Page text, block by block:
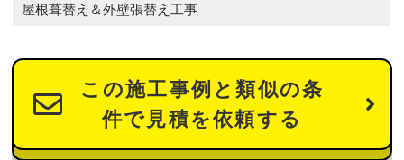
屋根葺替え＆外壁張替え工事
この施工事例と類似の条
件で見積を依頼する